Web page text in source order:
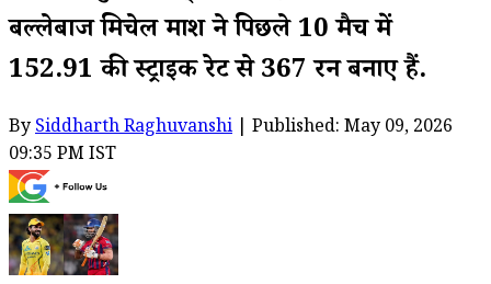
बल्लेबाज मिचेल मार्श ने पिछले 10 मैच में
152.91 की स्ट्राइक रेट से 367 रन बनाए हैं.
BySiddharth Raghuvanshi | Published: May 09, 2026
09:35 PM IST